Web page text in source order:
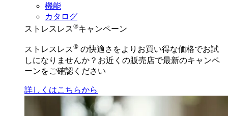
機能
カタログ
ストレスレス®キャンペーン
ストレスレス® の快適さをよりお買い得な価格でお試
しになりませんか？お近くの販売店で最新のキャンペ
ーンをご確認ください
詳しくはこちらから